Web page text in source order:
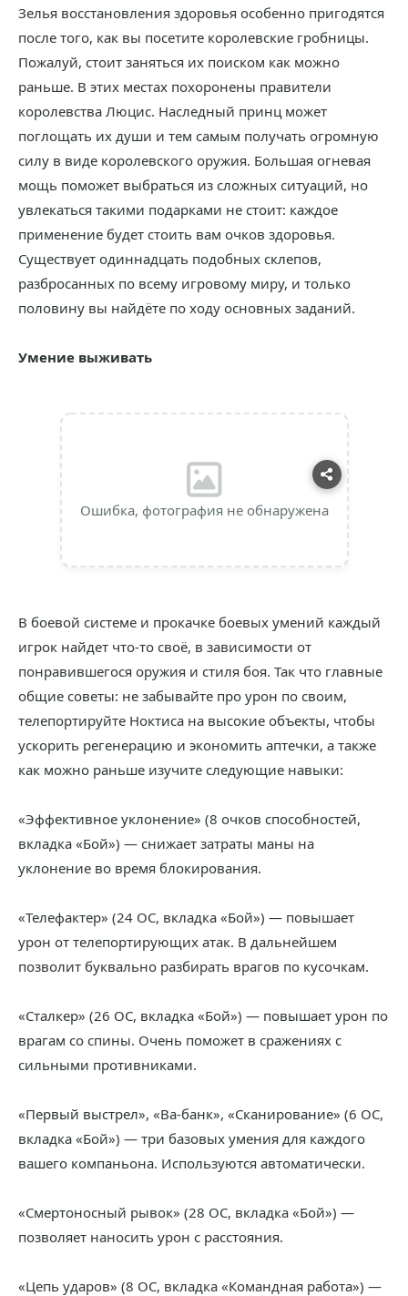
Зелья восстановления здоровья особенно пригодятся
после того, как вы посетите королевские гробницы.
Пожалуй, стоит заняться их поиском как можно
раньше. В этих местах похоронены правители
королевства Люцис. Наследный принц может
поглощать их души и тем самым получать огромную
силу в виде королевского оружия. Большая огневая
мощь поможет выбраться из сложных ситуаций, но
увлекаться такими подарками не стоит: каждое
применение будет стоить вам очков здоровья.
Существует одиннадцать подобных склепов,
разбросанных по всему игровому миру, и только
половину вы найдёте по ходу основных заданий.
Умение выживать
Ошибка, фотография не обнаружена
В боевой системе и прокачке боевых умений каждый
игрок найдет что-то своё, в зависимости от
понравившегося оружия и стиля боя. Так что главные
общие советы: не забывайте про урон по своим,
телепортируйте Ноктиса на высокие объекты, чтобы
ускорить регенерацию и экономить аптечки, а также
как можно раньше изучите следующие навыки:
«Эффективное уклонение» (8 очков способностей,
вкладка «Бой») — снижает затраты маны на
уклонение во время блокирования.
«Телефактер» (24 ОС, вкладка «Бой») — повышает
урон от телепортирующих атак. В дальнейшем
позволит буквально разбирать врагов по кусочкам.
«Сталкер» (26 ОС, вкладка «Бой») — повышает урон по
врагам со спины. Очень поможет в сражениях с
сильными противниками.
«Первый выстрел», «Ва-банк», «Сканирование» (6 ОС,
вкладка «Бой») — три базовых умения для каждого
вашего компаньона. Используются автоматически.
«Смертоносный рывок» (28 ОС, вкладка «Бой») —
позволяет наносить урон с расстояния.
«Цепь ударов» (8 ОС, вкладка «Командная работа») —